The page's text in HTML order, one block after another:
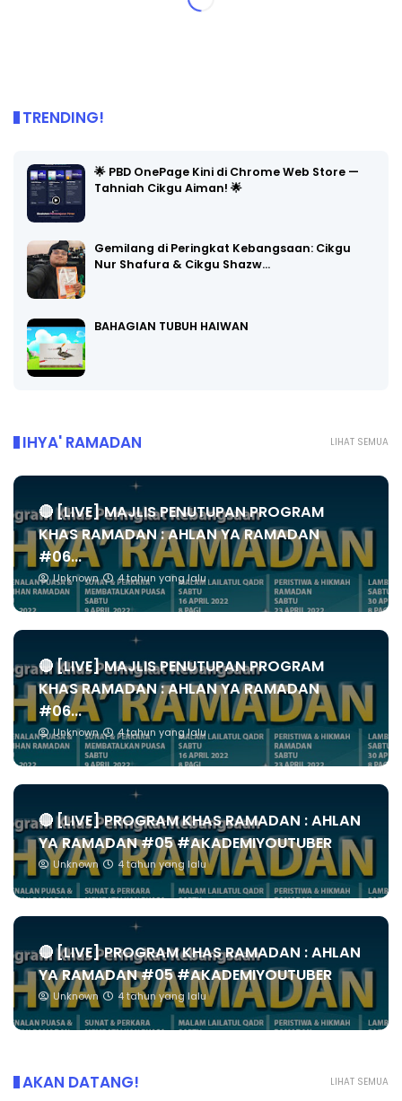
TRENDING!
🌟 PBD OnePage Kini di Chrome Web Store —
Tahniah Cikgu Aiman! 🌟
Gemilang di Peringkat Kebangsaan: Cikgu
Nur Shafura & Cikgu Shazw…
BAHAGIAN TUBUH HAIWAN
LIHAT SEMUA
IHYA' RAMADAN
🔴 [LIVE] MAJLIS PENUTUPAN PROGRAM
KHAS RAMADAN : AHLAN YA RAMADAN
#06...
Unknown 4 tahun yang lalu
🔴 [LIVE] MAJLIS PENUTUPAN PROGRAM
KHAS RAMADAN : AHLAN YA RAMADAN
#06...
Unknown 4 tahun yang lalu
🔴 [LIVE] PROGRAM KHAS RAMADAN : AHLAN
YA RAMADAN #05 #AKADEMIYOUTUBER
Unknown 4 tahun yang lalu
🔴 [LIVE] PROGRAM KHAS RAMADAN : AHLAN
YA RAMADAN #05 #AKADEMIYOUTUBER
Unknown 4 tahun yang lalu
LIHAT SEMUA
AKAN DATANG!